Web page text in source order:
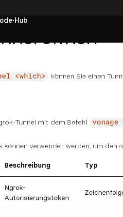
Hub
öffnen
<which> können Sie einen
Tunnel mit dem Befehl
können verwendet werden, um den
Beschreibung Typ
Ngrok-
Autorisierungstoken